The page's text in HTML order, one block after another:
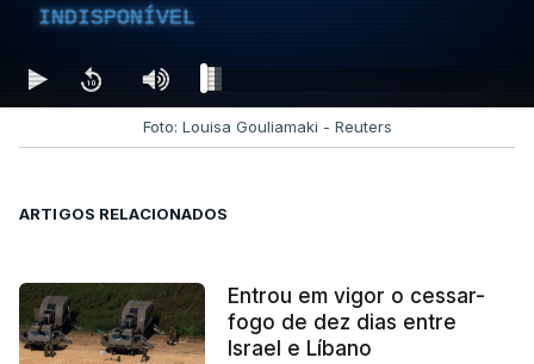
INDISPONÍVEL
Foto: Louisa Gouliamaki - Reuters
ARTIGOS RELACIONADOS
Entrou em vigor o cessar-
fogo de dez dias entre
Israel e Líbano